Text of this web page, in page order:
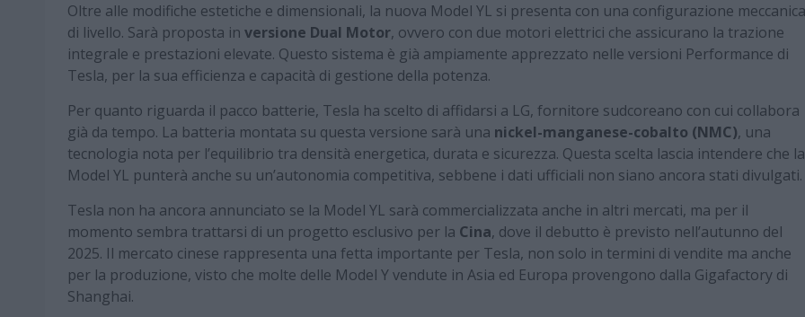
Oltre alle modifiche estetiche e dimensionali, la nuova Model YL si presenta con una configurazione meccanica
di livello. Sarà proposta in versione Dual Motor, ovvero con due motori elettrici che assicurano la trazione
integrale e prestazioni elevate. Questo sistema è già ampiamente apprezzato nelle versioni Performance di
Tesla, per la sua efficienza e capacità di gestione della potenza.
Per quanto riguarda il pacco batterie, Tesla ha scelto di affidarsi a LG, fornitore sudcoreano con cui collabora
già da tempo. La batteria montata su questa versione sarà una nickel-manganese-cobalto (NMC), una
tecnologia nota per l’equilibrio tra densità energetica, durata e sicurezza. Questa scelta lascia intendere che la
Model YL punterà anche su un’autonomia competitiva, sebbene i dati ufficiali non siano ancora stati divulgati.
Tesla non ha ancora annunciato se la Model YL sarà commercializzata anche in altri mercati, ma per il
momento sembra trattarsi di un progetto esclusivo per la Cina, dove il debutto è previsto nell’autunno del
2025. Il mercato cinese rappresenta una fetta importante per Tesla, non solo in termini di vendite ma anche
per la produzione, visto che molte delle Model Y vendute in Asia ed Europa provengono dalla Gigafactory di
Shanghai.